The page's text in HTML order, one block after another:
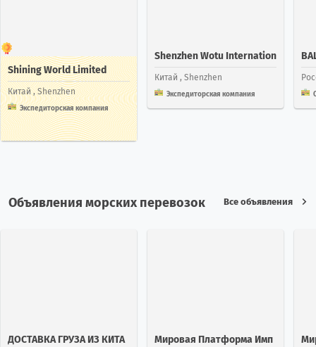
Shining World Limited
Китай, Shenzhen
Экспедиторская компания
Shenzhen Wotu Internation
Китай , Shenzhen
Экспедиторская компания
к
Объявления морских перевозок Все объявления
ДОСТАВКА ГРУЗА ИЗ КИТА
Мировая Платформа Имп